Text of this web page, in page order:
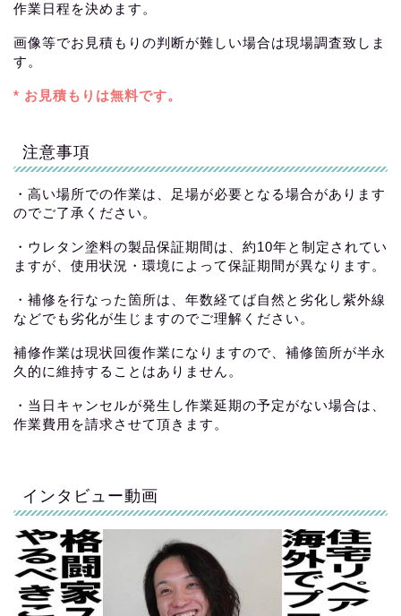
作業日程を決めます。
画像等でお見積もりの判断が難しい場合は現場調査致しま
す。
* お見積もりは無料です。
注意事項
・高い場所での作業は、足場が必要となる場合があります
のでご了承ください。
・ウレタン塗料の製品保証期間は、約10年と制定されてい
ますが、使用状況・環境によって保証期間が異なります。
・補修を行なった箇所は、年数経てば自然と劣化し紫外線
などでも劣化が生じますのでご理解ください。
補修作業は現状回復作業になりますので、補修箇所が半永
久的に維持することはありません。
・当日キャンセルが発生し作業延期の予定がない場合は、
作業費用を請求させて頂きます。
インタビュー動画